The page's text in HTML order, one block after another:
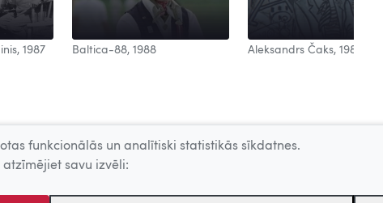
1987 Baltica-88, 1988 Aleksandrs Čaks, 1988
funkcionālās un analītiski statistikās sīkdatnes.
savu izvēli: